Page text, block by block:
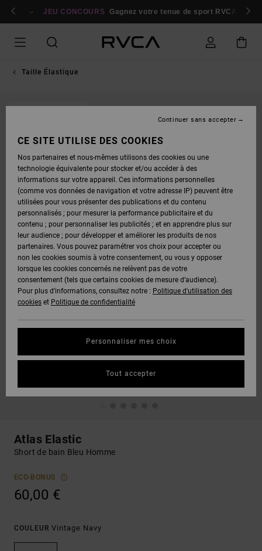
Se connecter / s'inscrire
JEU CONCOURS Gagnez votre tenue de sport RVCA
Taille Élastique
Atlas Elastic
Short de bain Bleu Homme
ECO-BONUS
60,00 €
COULEUR Vintage Navy
CE SITE UTILISE DES COOKIES
Nos partenaires et nous-mêmes utilisons des cookies ou une
technologie équivalente pour stocker et/ou accéder à des
informations sur votre appareil. Ces informations personnelles
(comme vos données de navigation et votre adresse IP) peuvent être
utilisées pour vous présenter des publications et du contenu
personnalisés ; pour mesurer la performance publicitaire et du
contenu ; pour personnaliser les publicités ; et en apprendre plus sur
leur audience ; pour développer et améliorer les produits de nos
partenaires. Vous pouvez paramétrer vos choix pour accepter ou
non les cookies soumis à votre consentement, ou vous y opposer
lorsque les cookies concernés ne relèvent pas de votre
consentement (tels que certains cookies de mesure d’audience).
Pour plus d'informations, consultez notre : Politique d'utilisation des
cookies et Politique de confidentialité
Personnaliser mes choix
Continuer sans accepter
Tout accepter